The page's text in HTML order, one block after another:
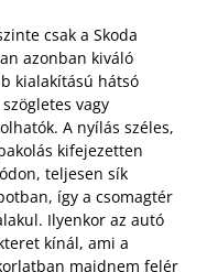
csak a Skoda
azonban kiváló
kialakítású hátsó
vagy
A nyílás széles,
kifejezetten
teljesen sík
így a csomagtér
Ilyenkor az autó
kínál, ami a
majdnem felér